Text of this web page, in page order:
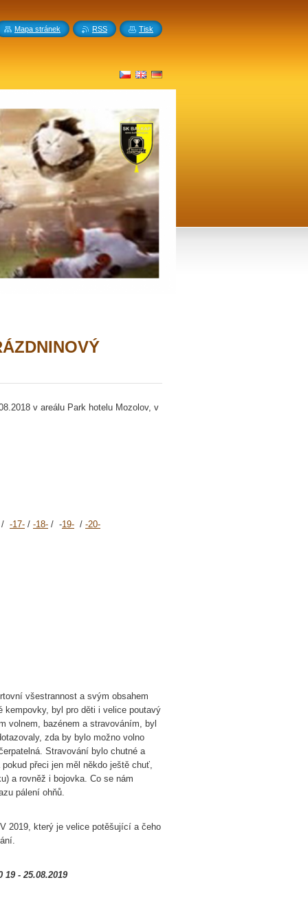
v areálu Park hotelu Mozolov, v
-17- / -18- / -19- / -20-
všestrannost a svým obsahem
byl pro děti i velice poutavý
volnem, bazénem a stravováním, byl
zda by bylo možno volno
Stravování bylo chutné a
přeci jen měl někdo ještě chuť,
a rovněž i bojovka. Co se nám
pálení ohňů.
2019, který je velice potěšující a čeho
19 - 25.08.2019
Mapa stránek RSS Tisk